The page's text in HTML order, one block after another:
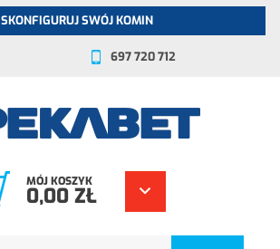
SKONFIGURUJ SWÓJ KOMIN
697 720 712
MÓJ KOSZYK
0,00 ZŁ